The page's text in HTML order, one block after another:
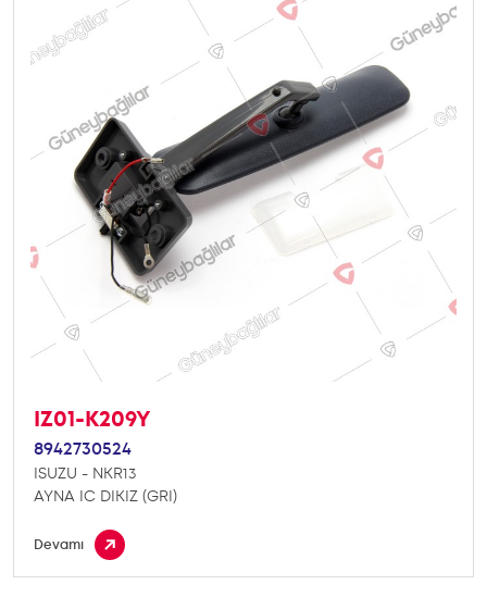
IZ01-K209Y
8942730524
ISUZU - NKR13
AYNA IC DIKIZ (GRI)
Devamı